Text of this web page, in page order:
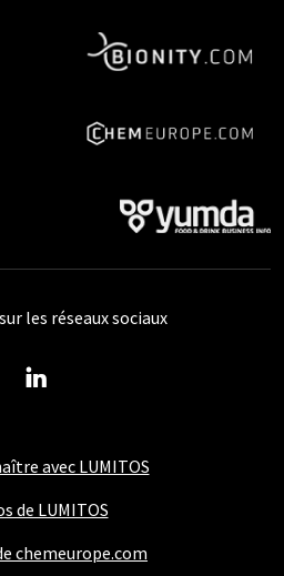
avec LUMITOS
de LUMITOS
chemeurope.com
les réseaux sociaux